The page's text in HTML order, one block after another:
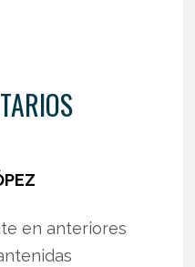
en anteriores